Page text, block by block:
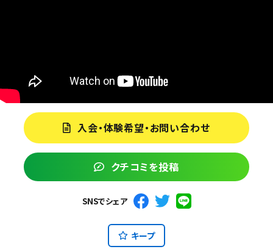
入会・体験希望・お問い合わせ
クチコミを投稿
SNSでシェア
キープ